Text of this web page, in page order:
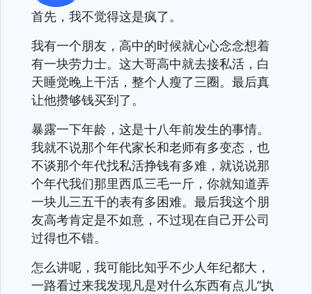
首先，我不觉得这是疯了。
我有一个朋友，高中的时候就心心念念想着
有一块劳力士。这大哥高中就去接私活，白
天睡觉晚上干活，整个人瘦了三圈。最后真
让他攒够钱买到了。
暴露一下年龄，这是十八年前发生的事情。
我就不说那个年代家长和老师有多变态，也
不谈那个年代找私活挣钱有多难，就说说那
个年代我们那里西瓜三毛一斤，你就知道弄
一块儿三五千的表有多困难。最后我这个朋
友高考肯定是不如意，不过现在自己开公司
过得也不错。
怎么讲呢，我可能比知乎不少人年纪都大，
一路看过来我发现凡是对什么东西有点儿“执